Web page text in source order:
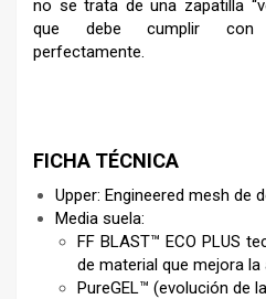
no se trata de una zapatilla
que debe cumplir con
perfectamente.
FICHA TÉCNICA
Upper: Engineered mesh de
Media suela:
FF BLAST™ ECO PLUS
de material que mejora
PureGEL™ (evolución de